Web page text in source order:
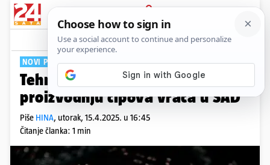
PRIJAVA
Tech Komentari
NOVI POGON
Tehnološki div nakon 15 godina
proizvodnju čipova vraća u SAD
Piše HINA, utorak, 15.4.2025. u 16:45
Čitanje članka: 1 min